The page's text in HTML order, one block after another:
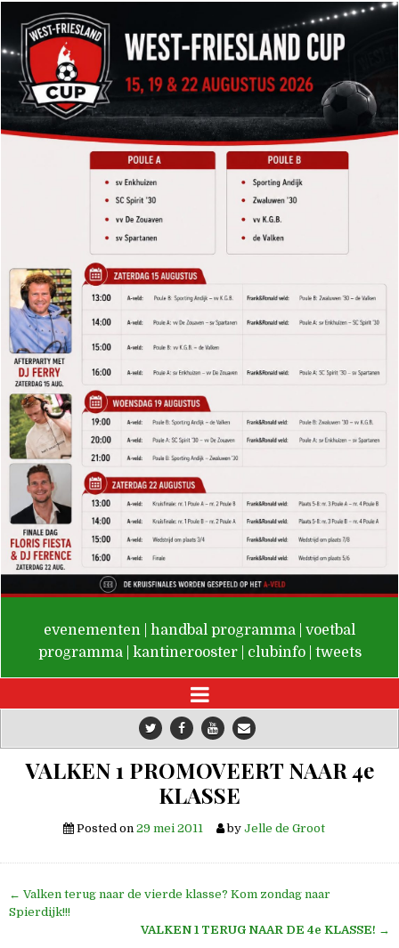
De Valken
evenementen handbal programma
voetbal
programma
kantinerooster clubinfo tweets
VALKEN 1 PROMOVEERT NAAR 4e
KLASSE
Posted on 29 mei 2011 by Jelle de Groot
Bericht
navigatie
← Valken terug naar de vierde klasse? Kom zondag naar
Spierdijk!!!
VALKEN 1 TERUG NAAR DE 4e KLASSE! →